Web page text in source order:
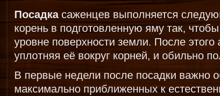
Посадкасаженцев выполняется
корень в подготовленную яму так,
уровне поверхности земли. После
уплотняя её вокруг корней, и обильно
В первые недели после посадки важно
максимально приближенных к